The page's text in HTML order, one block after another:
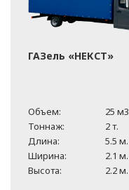
ГАЗель «НЕКСТ»
Объем:
25 м3
Тоннаж:
2 т.
Длина:
5.5 м.
Ширина:
2.1 м.
Высота:
2.2 м.